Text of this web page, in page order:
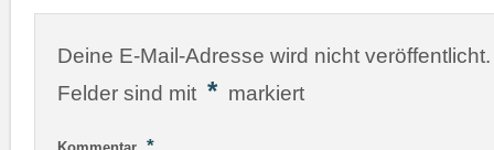
Deine E-Mail-Adresse wird nicht veröffentlicht.
Felder sind mit * markiert
*